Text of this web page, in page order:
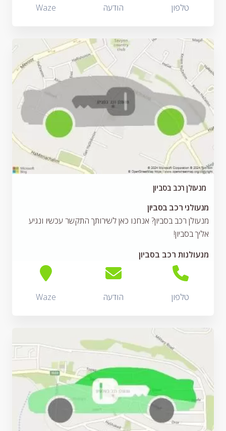
טלפון הודעה Waze
מנעולן רכב בסביון
מנעולני רכב בסביון
מנעולן רכב בסביון? אנחנו כאן לשירותך התקשר עכשיו ונגיע
אליך בסביון!
מנעולנות רכב בסביון
טלפון הודעה Waze